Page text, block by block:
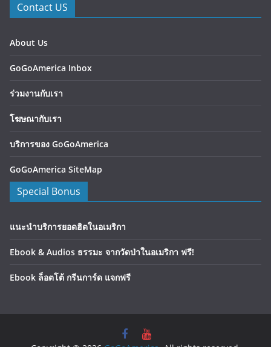
Contact US
About Us
GoGoAmerica Inbox
ร่วมงานกับเรา
โฆษณากับเรา
บริการของ GoGoAmerica
GoGoAmerica SiteMap
Special Bonus
แนะนำบริการยอดฮิตในอเมริกา
Ebook & Audios ธรรมะ จากวัดป่าในอเมริกา ฟรี!
Ebook ล็อตโต้ กรีนการ์ด แจกฟรี